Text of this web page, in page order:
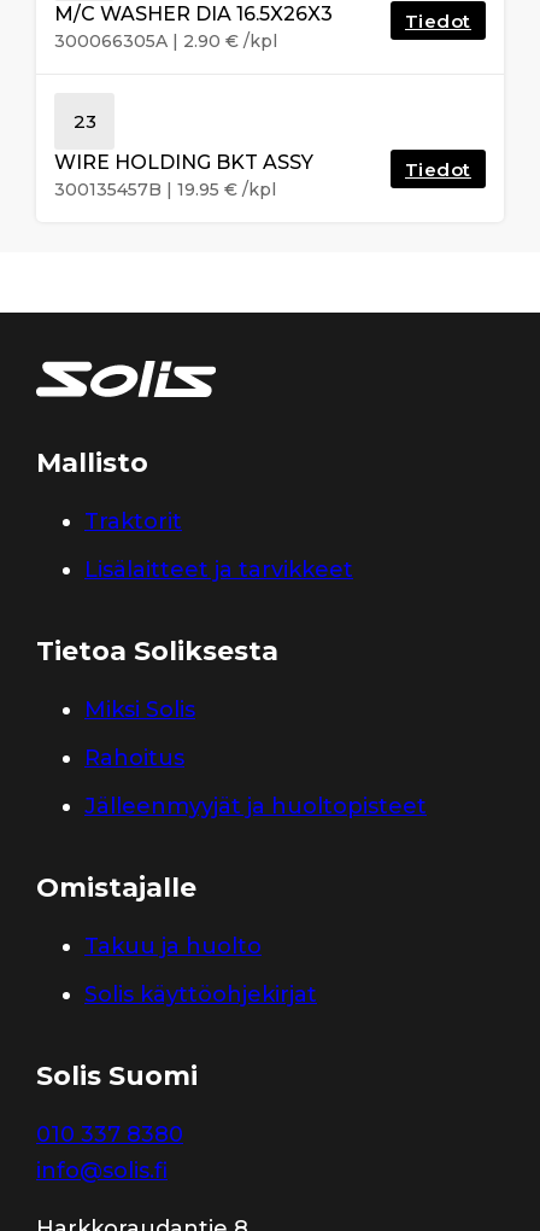
M/C WASHER DIA 16.5X26X3
300066305A | 2.90 € /kpl
Tiedot
23
WIRE HOLDING BKT ASSY
300135457B | 19.95 € /kpl
Tiedot
Mallisto
Traktorit
Lisälaitteet ja tarvikkeet
Tietoa Soliksesta
Miksi Solis
Rahoitus
Jälleenmyyjät ja huoltopisteet
Omistajalle
Takuu ja huolto
Solis käyttöohjekirjat
Solis Suomi
010 337 8380
info@solis.fi